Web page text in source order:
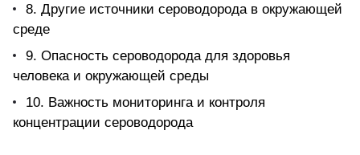
8. Другие источники сероводорода в окружающей
среде
9. Опасность сероводорода для здоровья
человека и окружающей среды
10. Важность мониторинга и контроля
концентрации сероводорода